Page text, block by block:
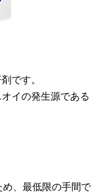
です。
イの発生源である
、最低限の手間で